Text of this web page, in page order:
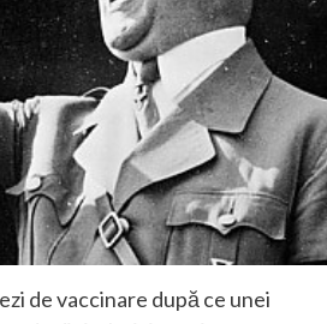
de vaccinare după ce unei